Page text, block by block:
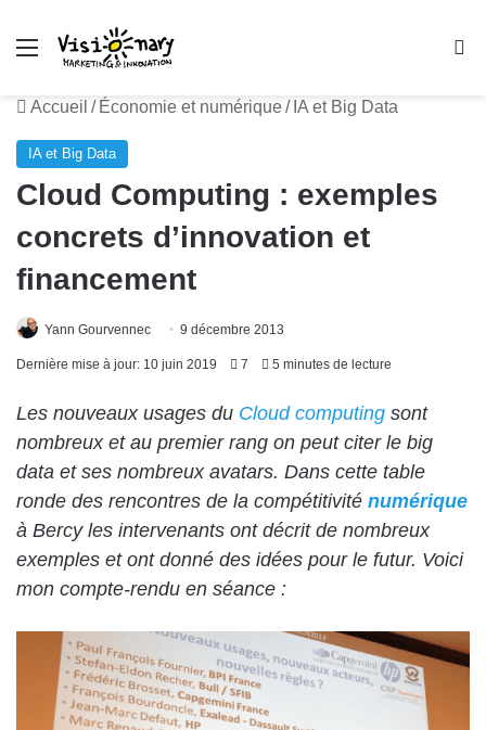
Menu
Accueil / Économie et numérique/ IA et Big Data
IA et Big Data
Cloud Computing : exemples
concrets d’innovation et
financement
Yann Gourvennec 9 décembre 2013
Dernière mise à jour: 10 juin 2019 7 5 minutes de lecture
Les nouveaux usages du Cloud computing sont
nombreux et au premier rang on peut citer le big
data et ses nombreux avatars. Dans cette table
ronde des rencontres de la compétitivité numérique
à Bercy les intervenants ont décrit de nombreux
exemples et ont donné des idées pour le futur. Voici
mon compte-rendu en séance :